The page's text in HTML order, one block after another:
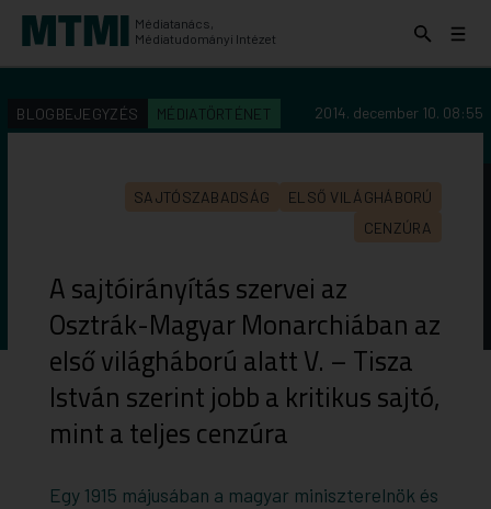
Médiatanács,
Médiatudományi Intézet
KERESÉS AZ INTÉZET ANYAGAI KÖZÖTT
indítása
Keresés
Menü
BLOGBEJEGYZÉS MÉDIATÖRTÉNET 2014. december 10. 08:55
SAJTÓSZABADSÁG
ELSŐ VILÁGHÁBORÚ
CENZÚRA
A sajtóirányítás szervei az
Osztrák-Magyar Monarchiában az
első világháború alatt V. – Tisza
István szerint jobb a kritikus sajtó,
mint a teljes cenzúra
Egy 1915 májusában a magyar miniszterelnök és